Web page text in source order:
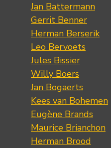
Jan Battermann
Gerrit Benner
Herman Berserik
Leo Bervoets
Jules Bissier
Willy Boers
Jan Bogaerts
Kees van Bohemen
Eugène Brands
Maurice Brianchon
Herman Brood